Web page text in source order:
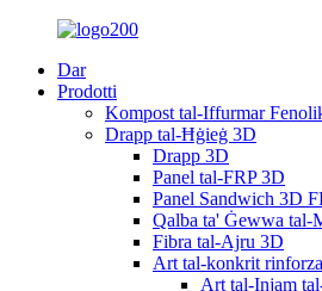
Dar
Prodotti
Kompost tal-Iffurmar
Drapp tal-Ħġieġ 3D
Drapp 3D
Panel tal-FRP 3D
Panel Sandwich 3D
Qalba ta' Ġewwa tal-
Fibra tal-Ajru 3D
Art tal-konkrit
Art tal-Injam